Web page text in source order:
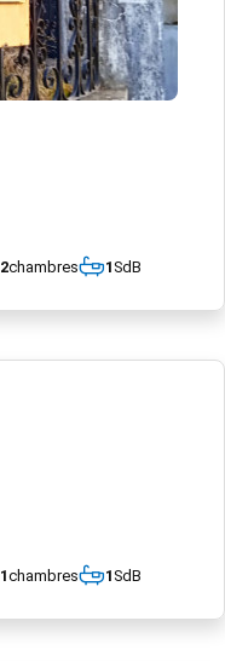
2chambres 1SdB
1chambres 1SdB